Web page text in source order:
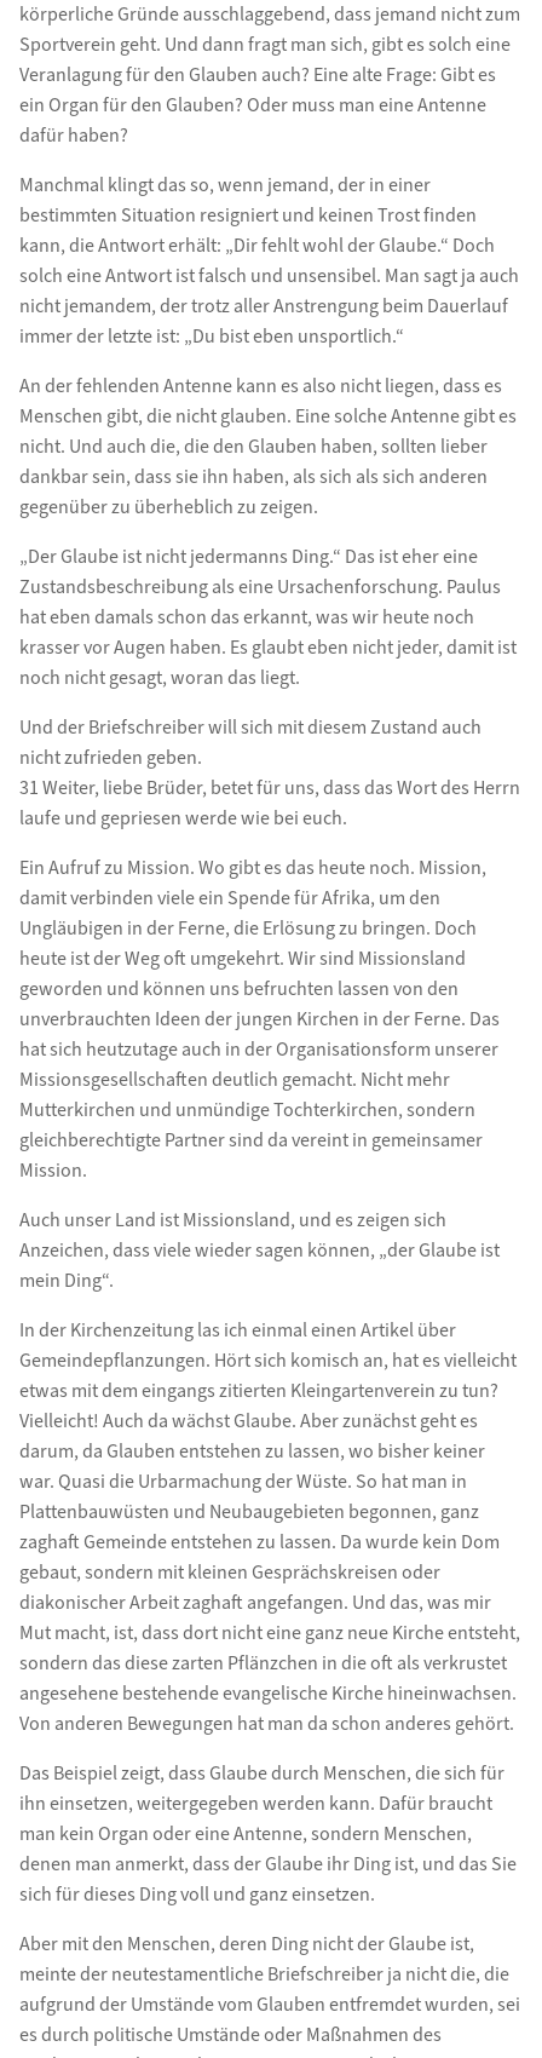
körperliche Gründe ausschlaggebend, dass jemand nicht zum
Sportverein geht. Und dann fragt man sich, gibt es solch eine
Veranlagung für den Glauben auch? Eine alte Frage: Gibt es
ein Organ für den Glauben? Oder muss man eine Antenne
dafür haben?
Manchmal klingt das so, wenn jemand, der in einer
bestimmten Situation resigniert und keinen Trost finden
kann, die Antwort erhält: „Dir fehlt wohl der Glaube.“ Doch
solch eine Antwort ist falsch und unsensibel. Man sagt ja auch
nicht jemandem, der trotz aller Anstrengung beim Dauerlauf
immer der letzte ist: „Du bist eben unsportlich.“
An der fehlenden Antenne kann es also nicht liegen, dass es
Menschen gibt, die nicht glauben. Eine solche Antenne gibt es
nicht. Und auch die, die den Glauben haben, sollten lieber
dankbar sein, dass sie ihn haben, als sich als sich anderen
gegenüber zu überheblich zu zeigen.
„Der Glaube ist nicht jedermanns Ding.“ Das ist eher eine
Zustandsbeschreibung als eine Ursachenforschung. Paulus
hat eben damals schon das erkannt, was wir heute noch
krasser vor Augen haben. Es glaubt eben nicht jeder, damit ist
noch nicht gesagt, woran das liegt.
Und der Briefschreiber will sich mit diesem Zustand auch
nicht zufrieden geben.
31 Weiter, liebe Brüder, betet für uns, dass das Wort des Herrn
laufe und gepriesen werde wie bei euch.
Ein Aufruf zu Mission. Wo gibt es das heute noch. Mission,
damit verbinden viele ein Spende für Afrika, um den
Ungläubigen in der Ferne, die Erlösung zu bringen. Doch
heute ist der Weg oft umgekehrt. Wir sind Missionsland
geworden und können uns befruchten lassen von den
unverbrauchten Ideen der jungen Kirchen in der Ferne. Das
hat sich heutzutage auch in der Organisationsform unserer
Missionsgesellschaften deutlich gemacht. Nicht mehr
Mutterkirchen und unmündige Tochterkirchen, sondern
gleichberechtigte Partner sind da vereint in gemeinsamer
Mission.
Auch unser Land ist Missionsland, und es zeigen sich
Anzeichen, dass viele wieder sagen können, „der Glaube ist
mein Ding“.
In der Kirchenzeitung las ich einmal einen Artikel über
Gemeindepflanzungen. Hört sich komisch an, hat es vielleicht
etwas mit dem eingangs zitierten Kleingartenverein zu tun?
Vielleicht! Auch da wächst Glaube. Aber zunächst geht es
darum, da Glauben entstehen zu lassen, wo bisher keiner
war. Quasi die Urbarmachung der Wüste. So hat man in
Plattenbauwüsten und Neubaugebieten begonnen, ganz
zaghaft Gemeinde entstehen zu lassen. Da wurde kein Dom
gebaut, sondern mit kleinen Gesprächskreisen oder
diakonischer Arbeit zaghaft angefangen. Und das, was mir
Mut macht, ist, dass dort nicht eine ganz neue Kirche entsteht,
sondern das diese zarten Pflänzchen in die oft als verkrustet
angesehene bestehende evangelische Kirche hineinwachsen.
Von anderen Bewegungen hat man da schon anderes gehört.
Das Beispiel zeigt, dass Glaube durch Menschen, die sich für
ihn einsetzen, weitergegeben werden kann. Dafür braucht
man kein Organ oder eine Antenne, sondern Menschen,
denen man anmerkt, dass der Glaube ihr Ding ist, und das Sie
sich für dieses Ding voll und ganz einsetzen.
Aber mit den Menschen, deren Ding nicht der Glaube ist,
meinte der neutestamentliche Briefschreiber ja nicht die, die
aufgrund der Umstände vom Glauben entfremdet wurden, sei
es durch politische Umstände oder Maßnahmen des